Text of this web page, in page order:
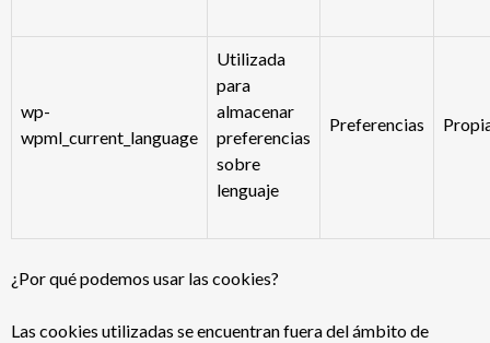
wp-
wpml_current_language
Utilizada
para
almacenar
preferencias
sobre
lenguaje
Preferencias
¿Por qué podemos usar las cookies?
Las cookies utilizadas se encuentran fuera del ámbito de